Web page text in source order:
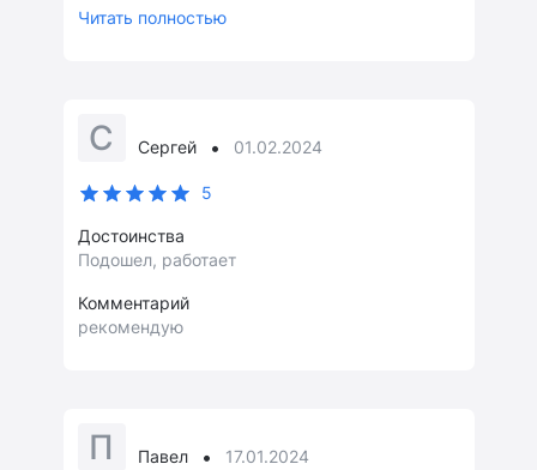
Читать полностью
С Сергей • 01.02.2024
5
Достоинства
Подошел, работает
Комментарий
рекомендую
П Павел • 17.01.2024